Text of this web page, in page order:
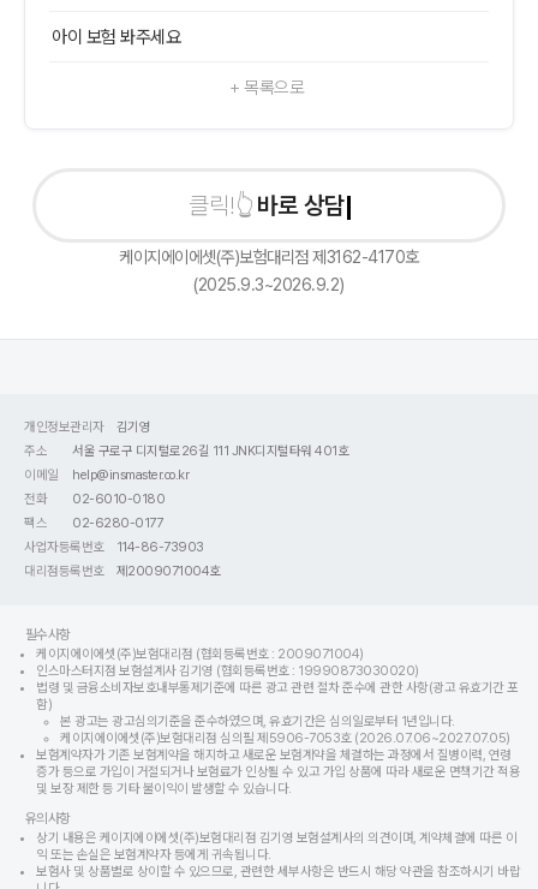
아이 보험 봐주세요
+ 목록으로
바로 상담신청
케이지에이에셋(주)보험대리점 제3162-4170호
(2025.9.3~2026.9.2)
개인정보관리자
김기영
주소
서울 구로구 디지털로26길 111 JNK디지털타워 401호
이메일
help@insmaster.co.kr
전화
02-6010-0180
팩스
02-6280-0177
사업자등록번호
114-86-73903
대리점등록번호
제2009071004호
필수사항
케이지에이에셋(주)보험대리점 (협회등록번호 : 2009071004)
인스마스터지점 보험설계사 김기영 (협회등록번호 : 19990873030020)
법령 및 금융소비자보호내부통제기준에 따른 광고 관련 절차 준수에 관한 사항(광고 유효기간 포
함)
본 광고는 광고심의기준을 준수하였으며, 유효기간은 심의일로부터 1년입니다.
케이지에이에셋(주)보험대리점 심의필 제5906-7053호 (2026.07.06~2027.07.05)
보험계약자가 기존 보험계약을 해지하고 새로운 보험계약을 체결하는 과정에서 질병이력, 연령
증가 등으로 가입이 거절되거나 보험료가 인상될 수 있고 가입 상품에 따라 새로운 면책기간 적용
및 보장 제한 등 기타 불이익이 발생할 수 있습니다.
유의사항
상기 내용은 케이지에이에셋(주)보험대리점 김기영 보험설계사의 의견이며, 계약체결에 따른 이
익 또는 손실은 보험계약자 등에게 귀속됩니다.
보험사 및 상품별로 상이할 수 있으므로, 관련한 세부사항은 반드시 해당 약관을 참조하시기 바랍